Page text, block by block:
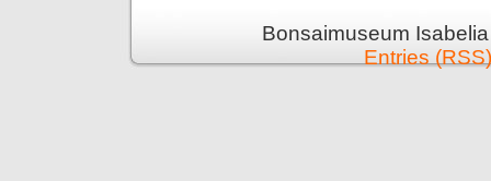
Bonsaimuseum
Entries (RSS)